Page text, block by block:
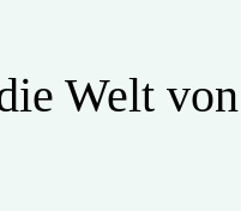
Welt von